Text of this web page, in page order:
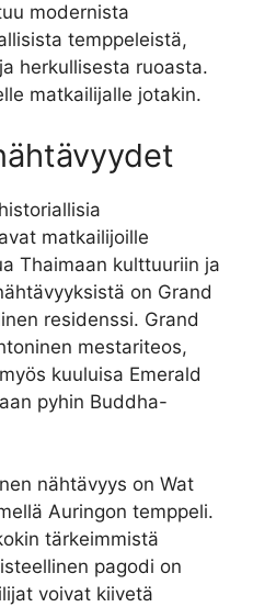
modernista
temppeleistä,
herkullisesta ruoasta.
matkailijalle jotakin.
matkailijoille
Thaimaan kulttuuriin ja
on Grand
residenssi. Grand
mestariteos,
kuuluisa Emerald
pyhin Buddha-
nähtävyys on Wat
Auringon temppeli.
tärkeimmistä
pagodi on
voivat kiivetä